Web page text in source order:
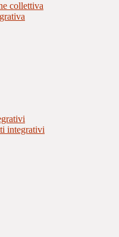
collettiva
integrativi